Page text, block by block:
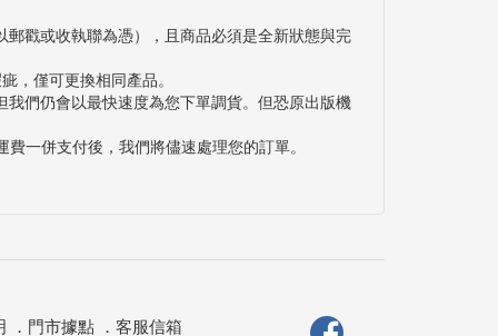
戳或收執聯為憑），且商品必須是全新狀態與完
，僅可更換相同產品。
們仍會以最快速度為您下單調貨。但恐原出版機
一併支付後，我們將儘速處理您的訂單。
． 門市據點． 客服信箱